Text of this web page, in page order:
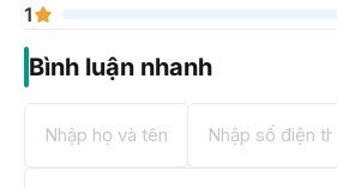
1
Bình luận nhanh